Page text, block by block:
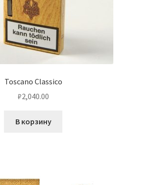
Toscano Classico
₽2,040.00
В корзину